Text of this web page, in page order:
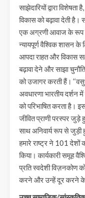
साझेदारियों द्वारा
विकास को बढ़ावा देती
एक अग्रणी आवाज के रूप में,
न्यायपूर्ण वैश्विक शासन
आपदा राहत और विकास
बढ़ावा देने और साझा
को उजागर करती हैं।
अवधारणा भारतीय दर्शन
को परिभाषित करता है।
जीवित प्राणी परस्पर
साथ अनिवार्य रूप से जुड़ी
हमारे राष्ट्र ने 101
किया। कार्यकारी समूह
प्रति स्वदेशी विज़नकोण
करने और उन्हें दूर करने के